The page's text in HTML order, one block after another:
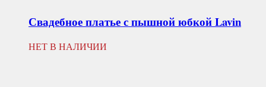
Свадебное платье с пышной юбкойLavin
НЕТ В НАЛИЧИИ